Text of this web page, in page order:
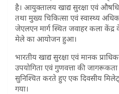
है। आयुक्तालय खाद्य सुरक्षा एवं औषधि
तथा मुख्य चिकित्सा एवं स्वास्थ्य
जेएलएन मार्ग स्थित जवाहर कला केंद्र
मेले का आयोजन हुआ।
भारतीय खाद्य सुरक्षा एवं मानक
उपयोगिता एवं गुणवत्ता की
सुनिश्चित करते हुए एक दिवसीय
गया।